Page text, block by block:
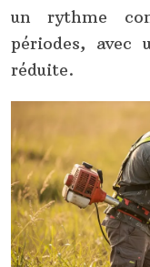
un rythme
périodes, avec
réduite.